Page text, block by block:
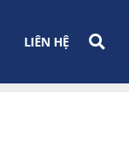
LIÊN HỆ